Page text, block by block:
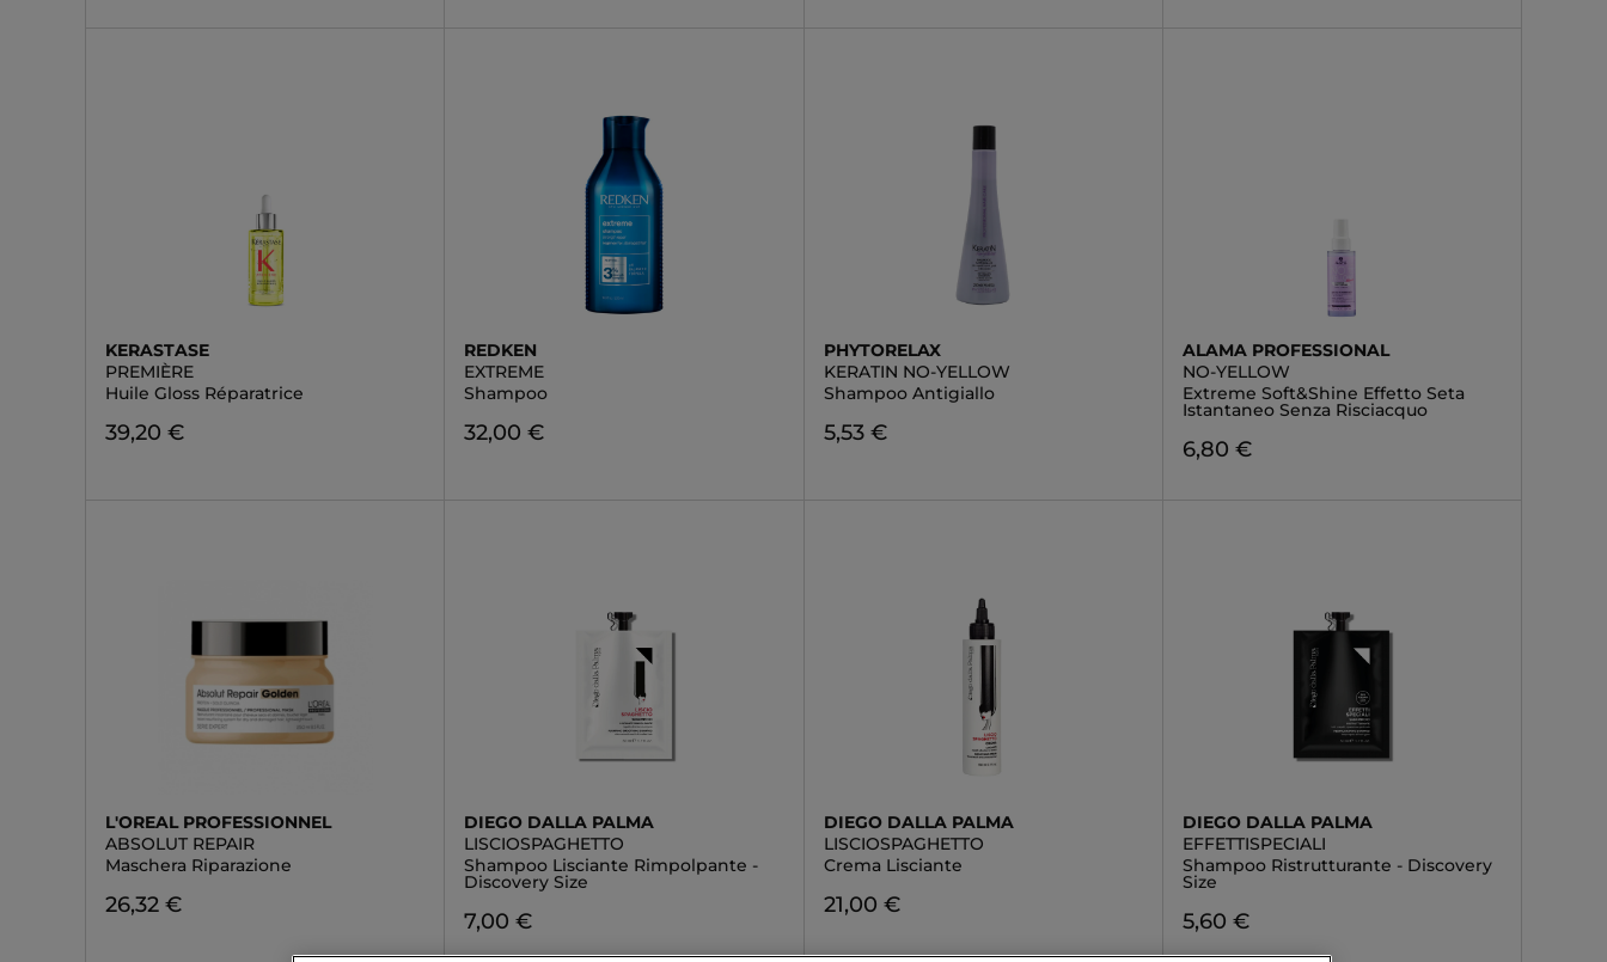
KERASTASE
PREMIÈRE
Huile Gloss Réparatrice
39,20 €
REDKEN
EXTREME
Shampoo
32,00 €
PHYTORELAX
KERATIN NO-YELLOW
Shampoo Antigiallo
5,53 €
ALAMA PROFESSIONAL
NO-YELLOW
Extreme Soft&Shine Effetto Seta
Istantaneo Senza Risciacquo
6,80 €
L'OREAL PROFESSIONNEL
ABSOLUT REPAIR
Maschera Riparazione
26,32 €
DIEGO DALLA PALMA
LISCIOSPAGHETTO
Shampoo Lisciante Rimpolpante -
Discovery Size
7,00 €
DIEGO DALLA PALMA
LISCIOSPAGHETTO
Crema Lisciante
21,00 €
DIEGO DALLA PALMA
EFFETTISPECIALI
Shampoo Ristrutturante - Discovery
Size
5,60 €